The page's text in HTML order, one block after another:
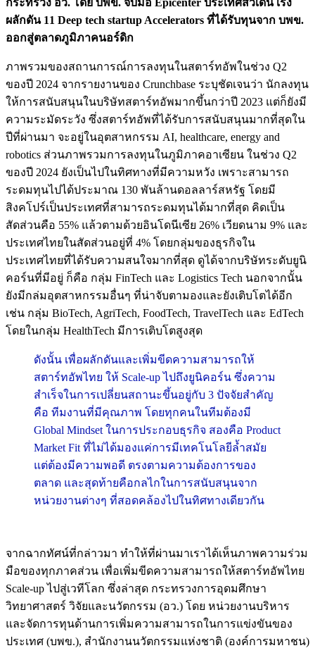
ผลักดัน 11 Deep tech startup Accelerators ที่ได้รับทุนจาก บพข.
ออกสู่ตลาดภูมิภาคนอร์ดิก
ภาพรวมของสถานการณ์การลงทุนในสตาร์ทอัพในช่วง Q2
ของปี 2024 จากรายงานของ Crunchbase ระบุชัดเจนว่า นักลงทุน
ให้การสนับสนุนในบริษัทสตาร์ทอัพมากขึ้นกว่าปี 2023 แต่ก็ยังมี
ความระมัดระวัง ซึ่งสตาร์ทอัพที่ได้รับการสนับสนุนมากที่สุดใน
ปีที่ผ่านมา จะอยู่ในอุตสาหกรรม AI, healthcare, energy and
robotics ส่วนภาพรวมการลงทุนในภูมิภาคอาเซียน ในช่วง Q2
ของปี 2024 ยังเป็นไปในทิศทางที่มีความหวัง เพราะสามารถ
ระดมทุนไปได้ประมาณ 130 พันล้านดอลลาร์สหรัฐ โดยมี
สิงคโปร์เป็นประเทศที่สามารถระดมทุนได้มากที่สุด คิดเป็น
สัดส่วนคือ 55% แล้วตามด้วยอินโดนีเซีย 26% เวียดนาม 9% และ
ประเทศไทยในสัดส่วนอยู่ที่ 4% โดยกลุ่มของธุรกิจใน
ประเทศไทยที่ได้รับความสนใจมากที่สุด ดูได้จากบริษัทระดับยูนิ
คอร์นที่มีอยู่ ก็คือ กลุ่ม FinTech และ Logistics Tech นอกจากนั้น
ยังมีกล่มอุตสาหกรรมอื่นๆ ที่น่าจับตามองและยังเติบโตได้อีก
เช่น กลุ่ม BioTech, AgriTech, FoodTech, TravelTech และ EdTech
โดยในกลุ่ม HealthTech มีการเติบโตสูงสุด
ดังนั้น เพื่อผลักดันและเพิ่มขีดความสามารถให้
สตาร์ทอัพไทย ให้ Scale-up ไปถึงยูนิคอร์น ซึ่งความ
สำเร็จในการเปลี่ยนสถานะขึ้นอยู่กับ 3 ปัจจัยสำคัญ
คือ ทีมงานที่มีคุณภาพ โดยทุกคนในทีมต้องมี
Global Mindset ในการประกอบธุรกิจ สองคือ Product
Market Fit ที่ไม่ได้มองแค่การมีเทคโนโลยีล้ำสมัย
แต่ต้องมีความพอดี ตรงตามความต้องการของ
ตลาด และสุดท้ายคือกลไกในการสนับสนุนจาก
หน่วยงานต่างๆ ที่สอดคล้องไปในทิศทางเดียวกัน
จากฉากทัศน์ที่กล่าวมา ทำให้ที่ผ่านมาเราได้เห็นภาพความร่วม
มือของทุกภาคส่วน เพื่อเพิ่มขีดความสามารถให้สตาร์ทอัพไทย
Scale-up ไปสู่เวทีโลก ซึ่งล่าสุด กระทรวงการอุดมศึกษา
วิทยาศาสตร์ วิจัยและนวัตกรรม (อว.) โดย หน่วยงานบริหาร
และจัดการทุนด้านการเพิ่มความสามารถในการแข่งขันของ
ประเทศ (บพข.), สำนักงานนวัตกรรมแห่งชาติ (องค์การมหาชน)